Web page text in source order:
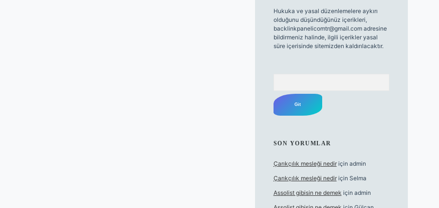
Hukuka ve yasal düzenlemelere aykırı
olduğunu düşündüğünüz içerikleri,
backlinkpanelicomtr@gmail.comadresine
bildirmeniz halinde, ilgili içerikler yasal
süre içerisinde sitemizden kaldırılacaktır.
SON YORUMLAR
Çarıkçılık mesleği nediriçin admin
Çarıkçılık mesleği nediriçin Selma
Assolist gibisin ne demek için admin